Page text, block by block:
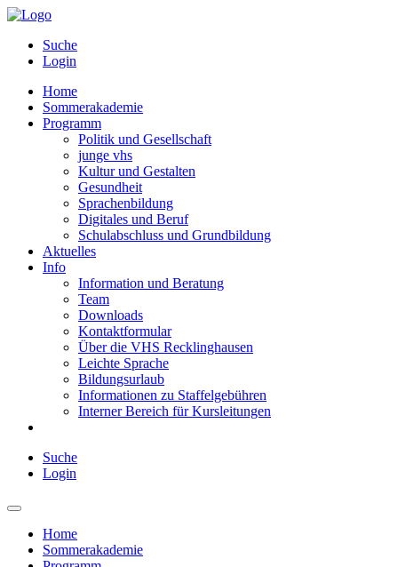
Suche
Login
Home
Sommerakademie
Programm
Politik und Gesellschaft
junge vhs
Kultur und Gestalten
Gesundheit
Sprachenbildung
Digitales und Beruf
Schulabschluss und Grundbildung
Aktuelles
Info
Information und Beratung
Team
Downloads
Kontaktformular
Über die VHS Recklinghausen
Leichte Sprache
Bildungsurlaub
Informationen zu Staffelgebühren
Interner Bereich für Kursleitungen
Suche
Login
Home
Sommerakademie